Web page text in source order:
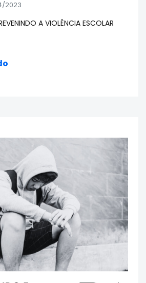
2023
A VIOLÊNCIA ESCOLAR